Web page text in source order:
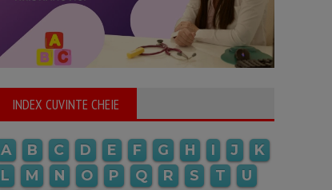
INDEX CUVINTE CHEIE
A B C D E F G H I J
K
L
M N O P Q R S T
U